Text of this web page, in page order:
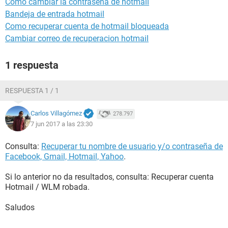
Bandeja de entrada hotmail
Como recuperar cuenta de hotmail bloqueada
Cambiar correo de recuperacion hotmail
1 respuesta
RESPUESTA 1 / 1
Carlos Villagómez 278.797
7 jun 2017 a las 23:30
Consulta: Recuperar tu nombre de usuario y/o contraseña de
Facebook, Gmail, Hotmail, Yahoo.
Si lo anterior no da resultados, consulta: Recuperar cuenta
Hotmail / WLM robada.
Saludos